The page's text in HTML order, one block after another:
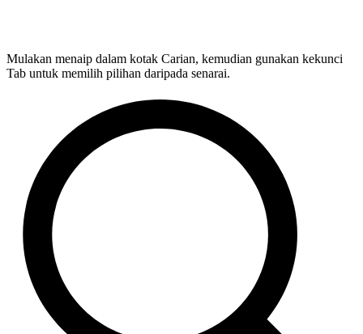
Mulakan menaip dalam kotak Carian, kemudian gunakan kekunci
Tab untuk memilih pilihan daripada senarai.